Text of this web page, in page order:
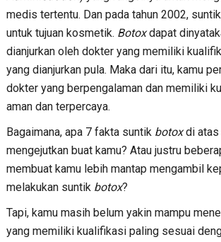
medis tertentu. Dan pada tahun 2002, suntik
untuk tujuan kosmetik. Botoxdapat
dianjurkan oleh dokter yang memiliki
yang dianjurkan pula. Maka dari itu, kamu
dokter yang berpengalaman dan memiliki
aman dan terpercaya.
Bagaimana, apa 7 fakta suntik botoxdi atas
mengejutkan buat kamu? Atau justru
membuat kamu lebih mantap mengambil
melakukan suntik botox?
Tapi, kamu masih belum yakin mampu
yang memiliki kualifikasi paling sesuai